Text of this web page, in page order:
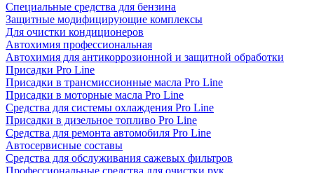
Специальные срeдства для бензина
Защитные модифицирующие комплексы
Для очистки кондиционеров
Автохимия профессиональная
Автохимия для антикоррозионной и защитной обработки
Присадки Pro Line
Присадки в трансмиссионные масла Pro Line
Присадки в моторные масла Pro Line
Средства для системы охлаждения Pro Line
Присадки в дизельное топливо Pro Line
Средства для ремонта автомобиля Pro Line
Автосервисные составы
Средства для обслуживания сажевых фильтров
Профессиональные средства для очистки рук